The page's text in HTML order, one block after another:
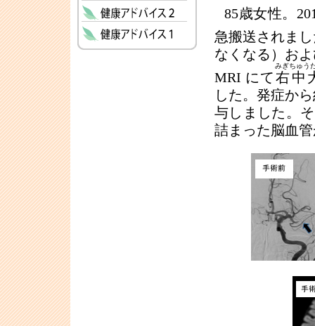
85歳女性。
急搬送されま
なくなる）お
MRI にて右中
みぎちゅう
した。発症か
与しました。
詰まった脳血